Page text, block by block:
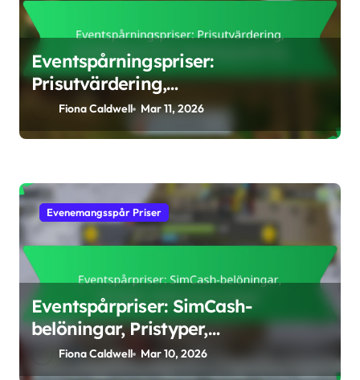
Eventspårningspriser:
Prisutvärdering,
Ansökningsprocess,
Belöningsspårning
Fiona Caldwell Mar 11, 2026
Evenemangsspår Priser
Eventspårpriser: SimCash-
belöningar, Pristyper,
Inlösningsstrategier
Fiona Caldwell Mar 10, 2026